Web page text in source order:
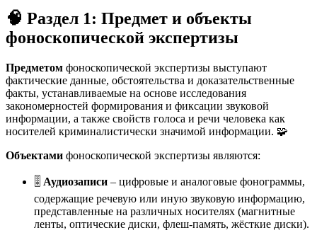
🧠 Раздел 1: Предмет и объекты
фоноскопической экспертизы
Предметом фоноскопической экспертизы выступают
фактические данные, обстоятельства и доказательственные
факты, устанавливаемые на основе исследования
закономерностей формирования и фиксации звуковой
информации, а также свойств голоса и речи человека как
носителей криминалистически значимой информации. 🧩
Объектами фоноскопической экспертизы являются:
🎚️ Аудиозаписи – цифровые и аналоговые фонограммы,
содержащие речевую или иную звуковую информацию,
представленные на различных носителях (магнитные
ленты, оптические диски, флеш-память, жёсткие диски).